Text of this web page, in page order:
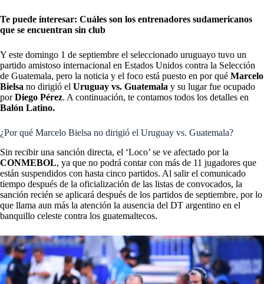
Te puede interesar: Cuáles son los entrenadores sudamericanos
que se encuentran sin club
Y este domingo 1 de septiembre el seleccionado uruguayo tuvo un
partido amistoso internacional en Estados Unidos contra la Selección
de Guatemala, pero la noticia y el foco está puesto en por qué Marcelo
Bielsa no dirigió el Uruguay vs. Guatemala y su lugar fue ocupado
porDiego Pérez. A continuación, te contamos todos los detalles en
Balón Latino.
¿Por qué Marcelo Bielsa no dirigió el Uruguay vs. Guatemala?
Sin recibir una sanción directa, el ‘Loco’ se ve afectado por la
CONMEBOL, ya que no podrá contar con más de 11 jugadores que
están suspendidos con hasta cinco partidos. Al salir el comunicado
tiempo después de la oficialización de las listas de convocados, la
sanción recién se aplicará después de los partidos de septiembre, por lo
que llama aun más la atención la ausencia del DT argentino en el
banquillo celeste contra los guatemaltecos.